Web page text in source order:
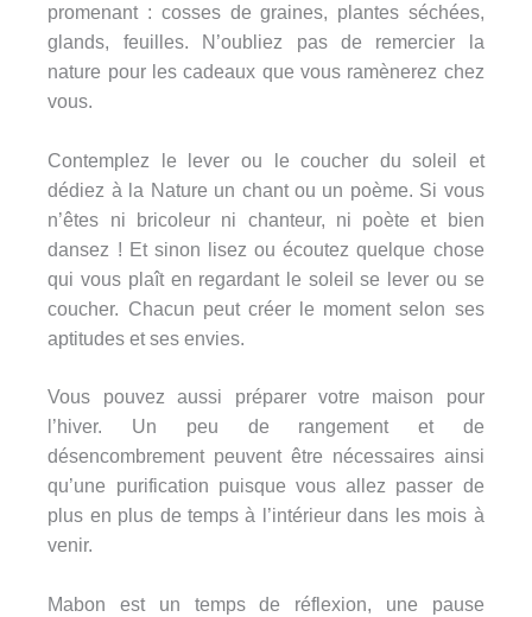
promenant : cosses de graines, plantes séchées,
glands, feuilles. N’oubliez pas de remercier la
nature pour les cadeaux que vous ramènerez chez
vous.
Contemplez le lever ou le coucher du soleil et
dédiez à la Nature un chant ou un poème. Si vous
n’êtes ni bricoleur ni chanteur, ni poète et bien
dansez ! Et sinon lisez ou écoutez quelque chose
qui vous plaît en regardant le soleil se lever ou se
coucher. Chacun peut créer le moment selon ses
aptitudes et ses envies.
Vous pouvez aussi préparer votre maison pour
l’hiver. Un peu de rangement et de
désencombrement peuvent être nécessaires ainsi
qu’une purification puisque vous allez passer de
plus en plus de temps à l’intérieur dans les mois à
venir.
Mabon est un temps de réflexion, une pause